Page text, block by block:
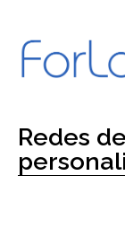
Redes